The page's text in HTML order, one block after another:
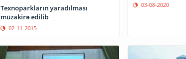
Texnoparkların yaradılması
müzakirə edilib
02-11-2015
03-08-2020